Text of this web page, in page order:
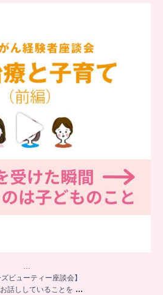
…
ズビューティー座談会】
話ししていることを ...